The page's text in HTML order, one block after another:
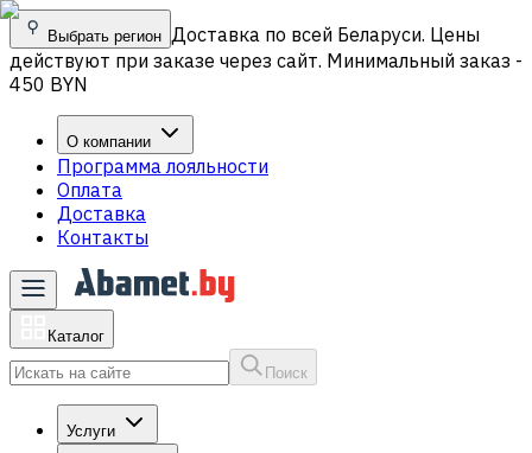
Выбрать регион Доставка по всей Беларуси. Цены
действуют при заказе через сайт. Минимальный заказ -
450 BYN
О компании
Программа лояльности
Оплата
Доставка
Контакты
Каталог
Поиск
Услуги